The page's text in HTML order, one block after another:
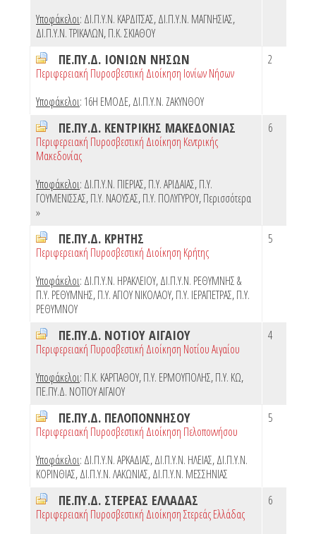
Υποφάκελοι: ΔΙ.Π.Υ.Ν. ΚΑΡΔΙΤΣΑΣ,ΔΙ.Π.Υ.Ν. ΜΑΓΝΗΣΙΑΣ,
ΔΙ.Π.Υ.Ν. ΤΡΙΚΑΛΩΝ,Π.Κ. ΣΚΙΑΘΟΥ
ΠΕ.ΠΥ.Δ. ΙΟΝΙΩΝ ΝΗΣΩΝ
Περιφερειακή Πυροσβεστική Διοίκηση Ιονίων Νήσων
Υποφάκελοι: 16Η ΕΜΟΔΕ,ΔΙ.Π.Υ.Ν. ΖΑΚΥΝΘΟΥ
2
ΠΕ.ΠΥ.Δ. ΚΕΝΤΡΙΚΗΣ ΜΑΚΕΔΟΝΙΑΣ
Περιφερειακή Πυροσβεστική Διοίκηση Κεντρικής
Μακεδονίας
Υποφάκελοι: ΔΙ.Π.Υ.Ν. ΠΙΕΡΙΑΣ,Π.Υ. ΑΡΙΔΑΙΑΣ,Π.Υ.
ΓΟΥΜΕΝΙΣΣΑΣ,Π.Υ. ΝΑΟΥΣΑΣ,Π.Υ. ΠΟΛΥΓΥΡΟΥ,Περισσότερα
»
6
ΠΕ.ΠΥ.Δ. ΚΡΗΤΗΣ
Περιφερειακή Πυροσβεστική Διοίκηση Κρήτης
Υποφάκελοι: ΔΙ.Π.Υ.Ν. ΗΡΑΚΛΕΙΟΥ,ΔΙ.Π.Υ.Ν. ΡΕΘΥΜΝΗΣ &
Π.Υ. ΡΕΘΥΜΝΗΣ,Π.Υ. ΑΓΙΟΥ ΝΙΚΟΛΑΟΥ,Π.Υ. ΙΕΡΑΠΕΤΡΑΣ,Π.Υ.
ΡΕΘΥΜΝΟΥ
5
ΠΕ.ΠΥ.Δ. ΝΟΤΙΟΥ ΑΙΓΑΙΟΥ
Περιφερειακή Πυροσβεστική Διοίκηση Νοτίου Αιγαίου
Υποφάκελοι: Π.Κ. ΚΑΡΠΑΘΟΥ,Π.Υ. ΕΡΜΟΥΠΟΛΗΣ,Π.Υ. ΚΩ,
ΠΕ.ΠΥ.Δ. ΝΟΤΙΟΥ ΑΙΓΑΙΟΥ
4
ΠΕ.ΠΥ.Δ. ΠΕΛΟΠΟΝΝΗΣΟΥ
Περιφερειακή Πυροσβεστική Διοίκηση Πελοποννήσου
Υποφάκελοι: ΔΙ.Π.Υ.Ν. ΑΡΚΑΔΙΑΣ,ΔΙ.Π.Υ.Ν. ΗΛΕΙΑΣ,ΔΙ.Π.Υ.Ν.
ΚΟΡΙΝΘΙΑΣ,ΔΙ.Π.Υ.Ν. ΛΑΚΩΝΙΑΣ,ΔΙ.Π.Υ.Ν. ΜΕΣΣΗΝΙΑΣ
5
ΠΕ.ΠΥ.Δ. ΣΤΕΡΕΑΣ ΕΛΛΑΔΑΣ
Περιφερειακή Πυροσβεστική Διοίκηση Στερεάς Ελλάδας
6